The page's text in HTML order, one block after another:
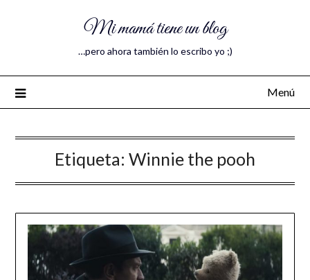
Mi mamá tiene un blog
…pero ahora también lo escribo yo ;)
Menú
Etiqueta: Winnie the pooh